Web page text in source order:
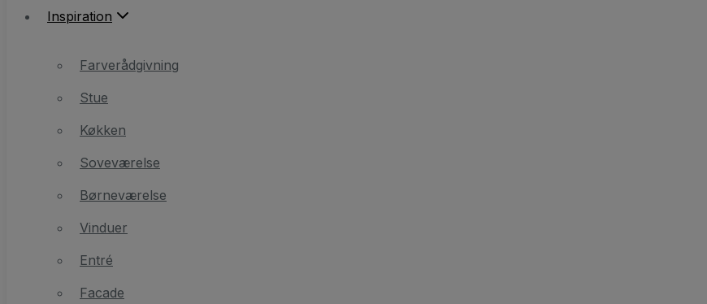
Stue
Soveværelse
Børneværelse
Vinduer
Entré
Referencer
Inspiration
Farverådgivning
Stue
Køkken
Soveværelse
Børneværelse
Vinduer
Entré
Facade